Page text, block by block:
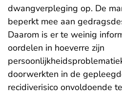
dwangverpleging op. De
beperkt mee aan
Daarom is er te weinig
oordelen in hoeverre zijn
doorwerkten in de
recidiverisico onvoldoende